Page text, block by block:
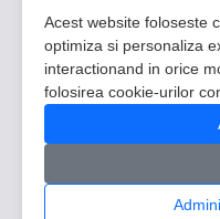
Acest website foloseste
optimiza si personaliza
interactionand in orice
folosirea cookie-urilor